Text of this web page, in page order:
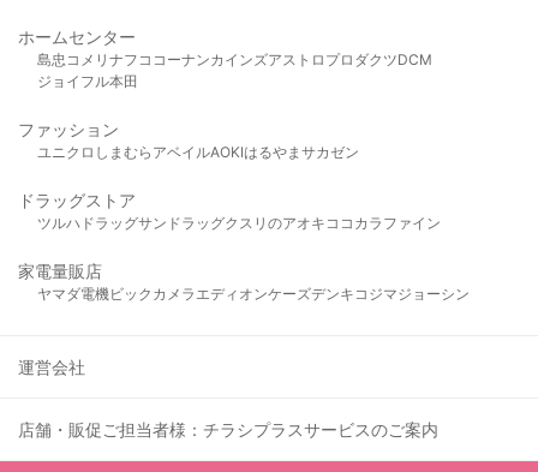
ホームセンター
島忠 コメリ ナフコ コーナンカインズアストロプロダクツDCM
ジョイフル本田
ファッション
ユニクロ しまむら アベイルAOKIはるやま サカゼン
ドラッグストア
ツルハドラッグサンドラッグクスリのアオキ ココカラファイン
家電量販店
ヤマダ電機ビックカメラ エディオンケーズデンキ コジマジョーシン
運営会社
店舗・販促ご担当者様：チラシプラスサービスのご案内